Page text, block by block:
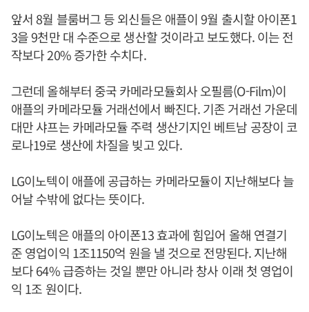
앞서 8월 블룸버그 등 외신들은 애플이 9월 출시할 아이폰1
3을 9천만 대 수준으로 생산할 것이라고 보도했다. 이는 전
작보다 20% 증가한 수치다.
그런데 올해부터 중국 카메라모듈회사 오필름(O-Film)이
애플의 카메라모듈 거래선에서 빠진다. 기존 거래선 가운데
대만 샤프는 카메라모듈 주력 생산기지인 베트남 공장이 코
로나19로 생산에 차질을 빚고 있다.
LG이노텍이 애플에 공급하는 카메라모듈이 지난해보다 늘
어날 수밖에 없다는 뜻이다.
LG이노텍은 애플의 아이폰13 효과에 힘입어 올해 연결기
준 영업이익 1조1150억 원을 낼 것으로 전망된다. 지난해
보다 64% 급증하는 것일 뿐만 아니라 창사 이래 첫 영업이
익 1조 원이다.